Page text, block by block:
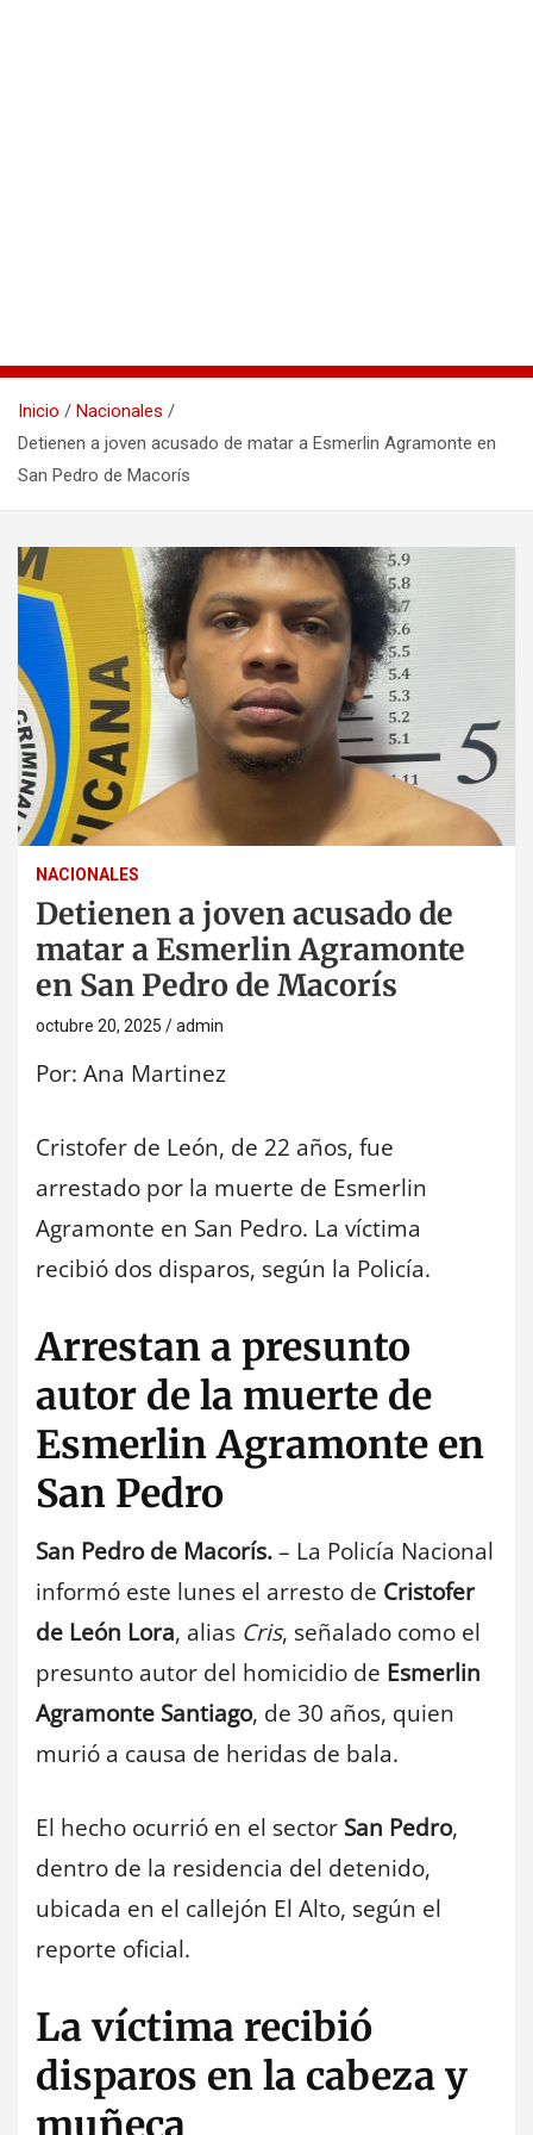
Inicio
Nacionales
Detienen a joven acusado de matar a Esmerlin Agramonte en
San Pedro de Macorís
NACIONALES
Detienen a joven acusado de
matar a Esmerlin Agramonte
en San Pedro de Macorís
octubre 20, 2025 admin
Por: Ana Martinez
Cristofer de León, de 22 años, fue
arrestado por la muerte de Esmerlin
Agramonte en San Pedro. La víctima
recibió dos disparos, según la Policía.
Arrestan a presunto
autor de la muerte de
Esmerlin Agramonte en
San Pedro
San Pedro de Macorís.– La Policía Nacional
informó este lunes el arresto de Cristofer
de León Lora, alias Cris, señalado como el
presunto autor del homicidio de Esmerlin
Agramonte Santiago, de 30 años, quien
murió a causa de heridas de bala.
El hecho ocurrió en el sector San Pedro,
dentro de la residencia del detenido,
ubicada en el callejón El Alto, según el
reporte oficial.
La víctima recibió
disparos en la cabeza y
muñeca